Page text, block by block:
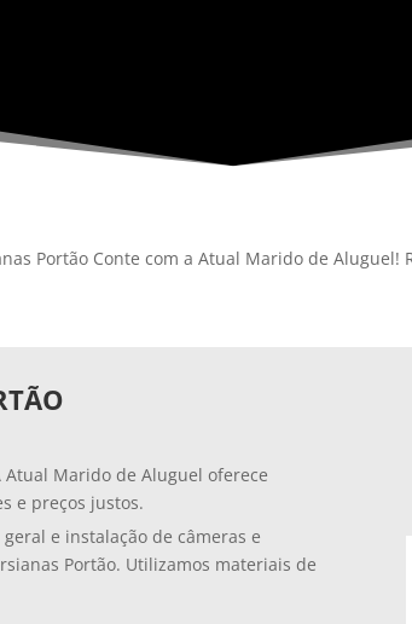
Portão Conte com a Atual Marido de Aluguel!
Atual Marido de Aluguel oferece
e preços justos.
e instalação de câmeras e
Portão. Utilizamos materiais de